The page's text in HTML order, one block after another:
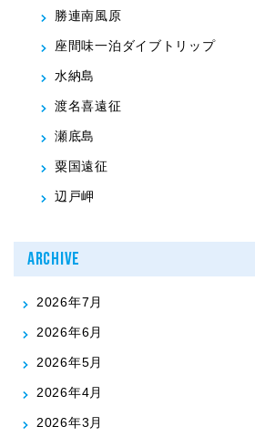
勝連南風原
座間味一泊ダイブトリップ
水納島
渡名喜遠征
瀬底島
粟国遠征
辺戸岬
ARCHIVE
2026年7月
2026年6月
2026年5月
2026年4月
2026年3月